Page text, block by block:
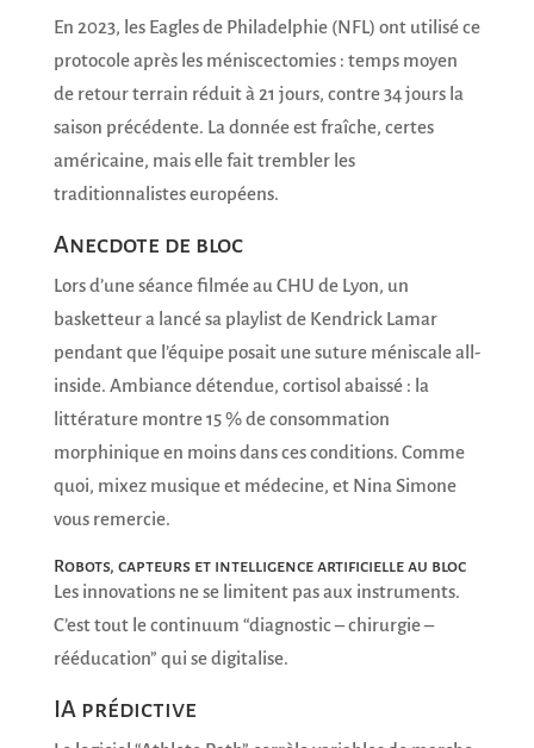
En 2023, les Eagles de Philadelphie (NFL) ont utilisé ce
protocole après les méniscectomies : temps moyen
de retour terrain réduit à 21 jours, contre 34 jours la
saison précédente. La donnée est fraîche, certes
américaine, mais elle fait trembler les
traditionnalistes européens.
Anecdote de bloc
Lors d’une séance filmée au CHU de Lyon, un
basketteur a lancé sa playlist de Kendrick Lamar
pendant que l’équipe posait une suture méniscale all-
inside. Ambiance détendue, cortisol abaissé : la
littérature montre 15 % de consommation
morphinique en moins dans ces conditions. Comme
quoi, mixez musique et médecine, et Nina Simone
vous remercie.
Robots, capteurs et intelligence artificielle au bloc
Les innovations ne se limitent pas aux instruments.
C’est tout le continuum “diagnostic – chirurgie –
rééducation” qui se digitalise.
IA prédictive